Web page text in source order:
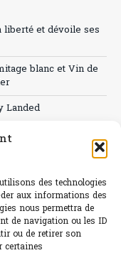
des technologies
aux informations des
nous permettra de
de navigation ou les ID
ou de retirer son
certaines
liberté et dévoile ses
blanc et Vin de
Landed
» ?
pour la santé.